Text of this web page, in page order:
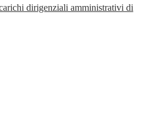
dirigenziali amministrativi di